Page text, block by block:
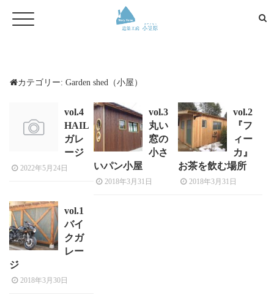
カテゴリー: Garden shed（小屋）
vol.4
HAIL
ガレ
ージ
2022年5月24日
vol.3
丸い
窓の
小さ
いパン小屋
2018年3月31日
vol.2
『フ
ィー
カ』
お茶を飲む場所
2018年3月31日
vol.1
バイ
クガ
レー
ジ
2018年3月30日